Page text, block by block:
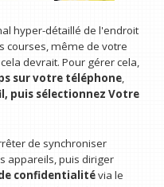
hyper-détaillé de l'endroit
courses, même de votre
devrait. Pour gérer cela,
sur votre téléphone,
puis sélectionnez Votre
de synchroniser
appareils, puis diriger
confidentialitévia le